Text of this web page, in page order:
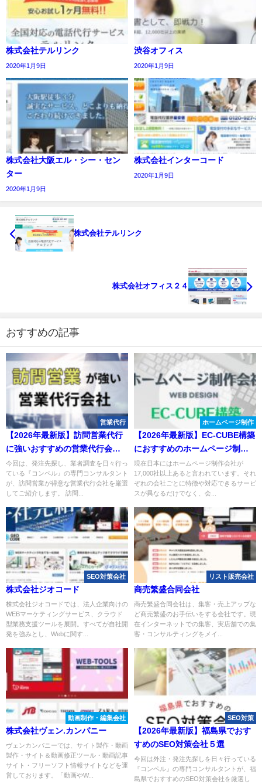
株式会社テルリンク
2020年1月9日
渋谷オフィス
2020年1月9日
株式会社大阪エル・シー・セン
ター
2020年1月9日
株式会社インターコード
2020年1月9日
株式会社テルリンク
株式会社オフィス２４
おすすめの記事
営業代行
【2026年最新版】訪問営業代行
に強いおすすめの営業代行会社
11選
今回は、発注先探し、業者調査を日々行っ
ている『コンペル』の専門コンサルタント
が、訪問営業が得意な営業代行会社を厳選
してご紹介します。 訪問...
ホームページ制作
【2026年最新版】EC-CUBE構築
におすすめのホームページ制作
会社５選！
現在日本にはホームページ制作会社が
17,000社以上あると言われています。それ
ぞれの会社ごとに特徴や対応できるサービ
スが異なるだけでなく、会...
SEO対策会社
株式会社ジオコード
株式会社ジオコードでは、法人企業向けの
WEBマーケティングサービス、クラウド
型業務支援ツールを展開。すべてが自社開
発を強みとし、Webに関す...
リスト販売会社
商売繁盛合同会社
商売繁盛合同会社は、集客・売上アップな
ど商売繁盛のお手伝いをする会社です。現
在インターネットでの集客、実店舗での集
客・コンサルティングをメイ...
動画制作・編集会社
株式会社ヴェン.カンパニー
ヴェンカンパニーでは、サイト製作・動画
製作・サイト＆動画修正ツール・動画記事
サイト・フリーソフト情報サイトなどを運
営しております。「動画やW...
SEO対策
【2026年最新版】福島県でおす
すめのSEO対策会社５選
今回は外注・発注先探しを日々行っている
『コンペル』の専門コンサルタントが、福
島県でおすすめのSEO対策会社を厳選し